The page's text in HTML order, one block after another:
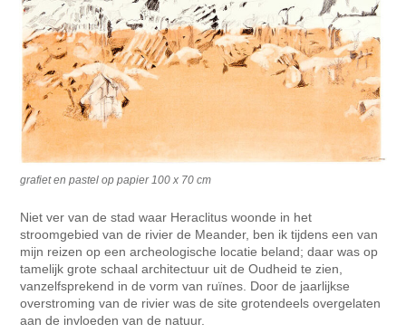
grafiet en pastel op papier 100 x 70 cm
Niet ver van de stad waar Heraclitus woonde in het
stroomgebied van de rivier de Meander, ben ik tijdens een van
mijn reizen op een archeologische locatie beland; daar was op
tamelijk grote schaal architectuur uit de Oudheid te zien,
vanzelfsprekend in de vorm van ruïnes. Door de jaarlijkse
overstroming van de rivier was de site grotendeels overgelaten
aan de invloeden van de natuur.